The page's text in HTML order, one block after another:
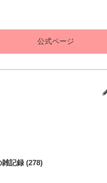
公式ページ
記録 (278)